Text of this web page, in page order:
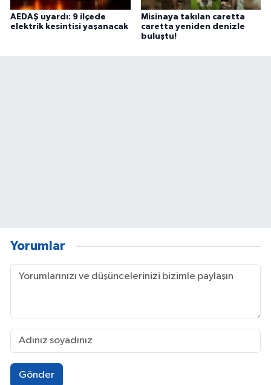
AEDAŞ uyardı: 9 ilçede
elektrik kesintisi yaşanacak
Misinaya takılan caretta
caretta yeniden denizle
buluştu!
Yorumlar
Gönder